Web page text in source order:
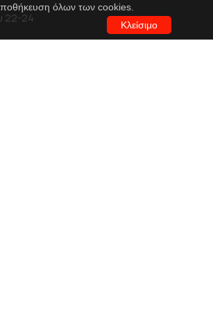
όλων των cookies.
Κλείσιμο
22-24